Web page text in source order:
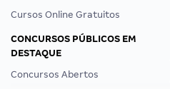
Cursos Online Gratuitos
CONCURSOS PÚBLICOS EM
DESTAQUE
Concursos Abertos